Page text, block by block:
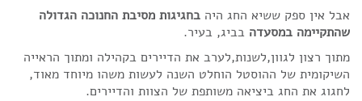
אבל אין ספק ששיא החג היה בחגיגות מסיבת החנוכה הגדולה
שהתקיימה במסעדהבביג, בעיר.
מתוך רצון לגוון,לשנות,לערב את הדיירים בקהילה ומתוך הראייה
השיקומית של ההוסטל הוחלט השנה לעשות משהו מיוחד מאוד,
לחגוג את החג ביציאה משותפת של הצוות והדיירים.